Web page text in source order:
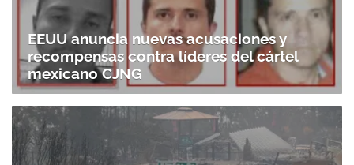
EEUU anuncia nuevas acusaciones y
recompensas contra líderes del cártel
mexicano CJNG